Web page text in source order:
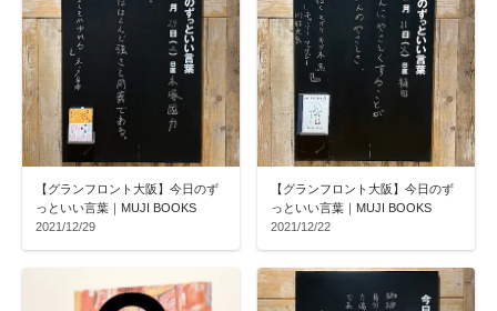
【グランフロント大阪】今日のず
っといい言葉｜MUJI BOOKS
2021/12/29
【グランフロント大阪】今日のず
っといい言葉｜MUJI BOOKS
2021/12/22